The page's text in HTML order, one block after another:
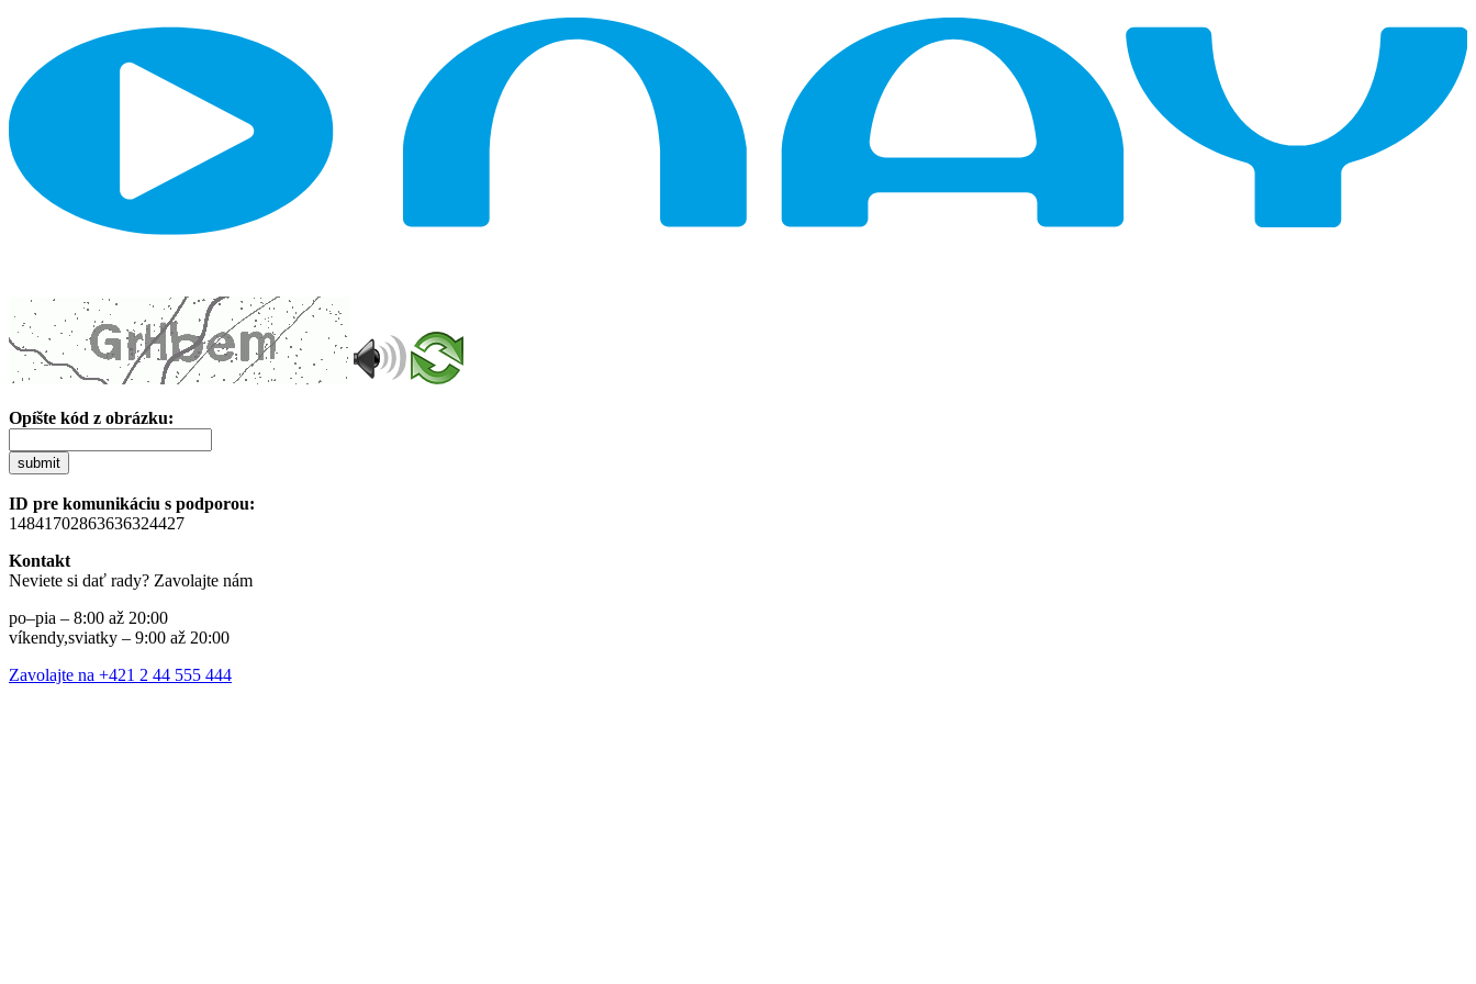
Opíšte kód z obrázku:
submit
ID pre komunikáciu s podporou:
14841702863636324427
Kontakt
Neviete si dať rady? Zavolajte nám
po–pia – 8:00 až 20:00
víkendy,sviatky – 9:00 až 20:00
Zavolajte na +421 2 44 555 444